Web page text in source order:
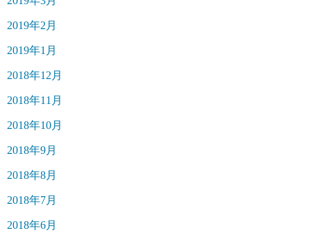
2019年2月
2019年1月
2018年12月
2018年11月
2018年10月
2018年9月
2018年8月
2018年7月
2018年6月